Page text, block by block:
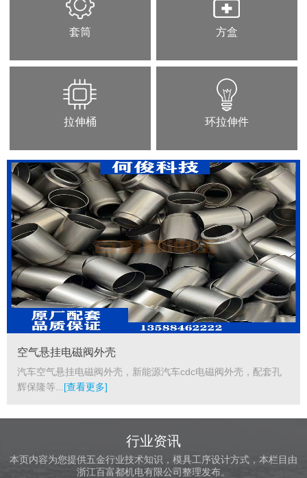
套筒 方盒
拉伸桶 环拉伸件
空气悬挂电磁阀外壳
汽车空气悬挂电磁阀外壳，新能源汽车cdc电磁阀外壳，配套孔
辉保隆等... [查看更多]
行业资讯
本页内容为您提供五金行业技术知识，模具工序设计方式，本栏目由
浙江百富都机电有限公司整理发布。